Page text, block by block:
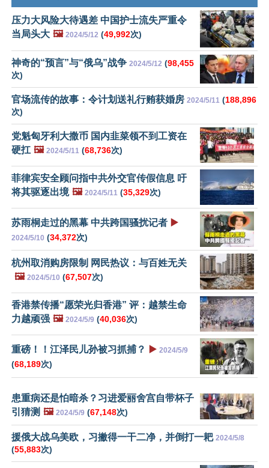
压力大风险大待遇差 中国护士流失严重令
当局头大 🖼️ 2024/5/12 (49,992次)
神奇的“预言”与“俄乌”战争 2024/5/12 (98,455
次)
官场流传的故事：令计划送礼行贿获婚房 2024/5/11 (188,896
次)
党魁匈牙利大撒币 国内韭菜领不到工资在
硬扛 🖼️ 2024/5/11 (68,736次)
菲律宾安全顾问指中共外交官传假信息 吁
将其驱逐出境 🖼️ 2024/5/11 (35,329次)
苏雨桐走过的黑幕 中共跨国骚扰记者 ▶️
2024/5/10 (34,372次)
杭州取消购房限制 网民热议：与百姓无关
🖼️ 2024/5/10 (67,507次)
香港禁传播“愿荣光归香港” 评：越禁生命
力越顽强 🖼️ 2024/5/9 (40,036次)
重磅！！江泽民儿孙被习抓捕？ ▶️ 2024/5/9
(68,189次)
患重病还是怕暗杀？习进爱丽舍宫自带杯子
引猜测 🖼️ 2024/5/9 (67,148次)
援俄大战乌美欧，习撇得一干二净，并倒打一耙 2024/5/8
(55,883次)